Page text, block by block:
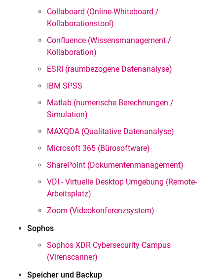
Collaboard (Online-Whiteboard /
Kollaborationstool)
Confluence (Wissensmanagement /
Kollaboration)
ESRI (raumbezogene Datenanalyse)
IBM SPSS
Matlab (numerische Berechnungen /
Simulation)
MAXQDA (Qualitative Datenanalyse)
Microsoft 365 (Bürosoftware)
SharePoint (Dokumentenmanagement)
VDI - Virtuelle Desktop Umgebung (Remote-
Arbeitsplatz)
Zoom (Videokonferenzsystem)
Sophos
Sophos XDR Cybersecurity Campus
(Virenscanner)
Speicher und Backup